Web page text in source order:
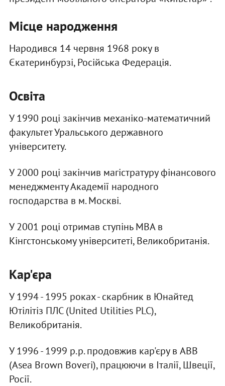
Місце народження
Народився 14 червня 1968 року в
Єкатеринбурзі, Російська Федерація.
Освіта
У 1990 році закінчив механіко-математичний
факультет Уральського державного
університету.
У 2000 році закінчив магістратуру фінансового
менеджменту Академії народного
господарства в м. Москві.
У 2001 році отримав ступінь MBA в
Кінгстонському університеті, Великобританія.
Кар'єра
У 1994 - 1995 роках - скарбник в Юнайтед
Ютілітіз ПЛС (United Utilities PLC),
Великобританія.
У 1996 - 1999 р.р. продовжив кар'єру в ABB
(Asea Brown Boveri), працюючи в Італії, Швеції,
Росії.